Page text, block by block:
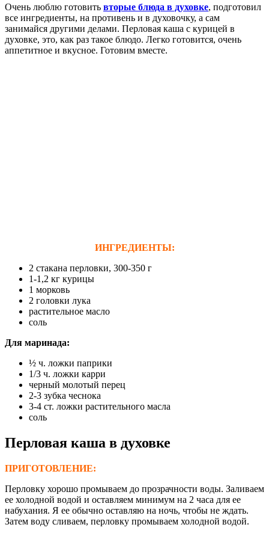
Очень люблю готовить вторые блюда в духовке, подготовил
все ингредиенты, на противень и в духовочку, а сам
занимайся другими делами. Перловая каша с курицей в
духовке, это, как раз такое блюдо. Легко готовится, очень
аппетитное и вкусное. Готовим вместе.
ИНГРЕДИЕНТЫ:
2 стакана перловки, 300-350 г
1-1,2 кг курицы
1 морковь
2 головки лука
растительное масло
соль
Для маринада:
½ ч. ложки паприки
1/3 ч. ложки карри
черный молотый перец
2-3 зубка чеснока
3-4 ст. ложки растительного масла
соль
Перловая каша в духовке
ПРИГОТОВЛЕНИЕ:
Перловку хорошо промываем до прозрачности воды. Заливаем
ее холодной водой и оставляем минимум на 2 часа для ее
набухания. Я ее обычно оставляю на ночь, чтобы не ждать.
Затем воду сливаем, перловку промываем холодной водой.